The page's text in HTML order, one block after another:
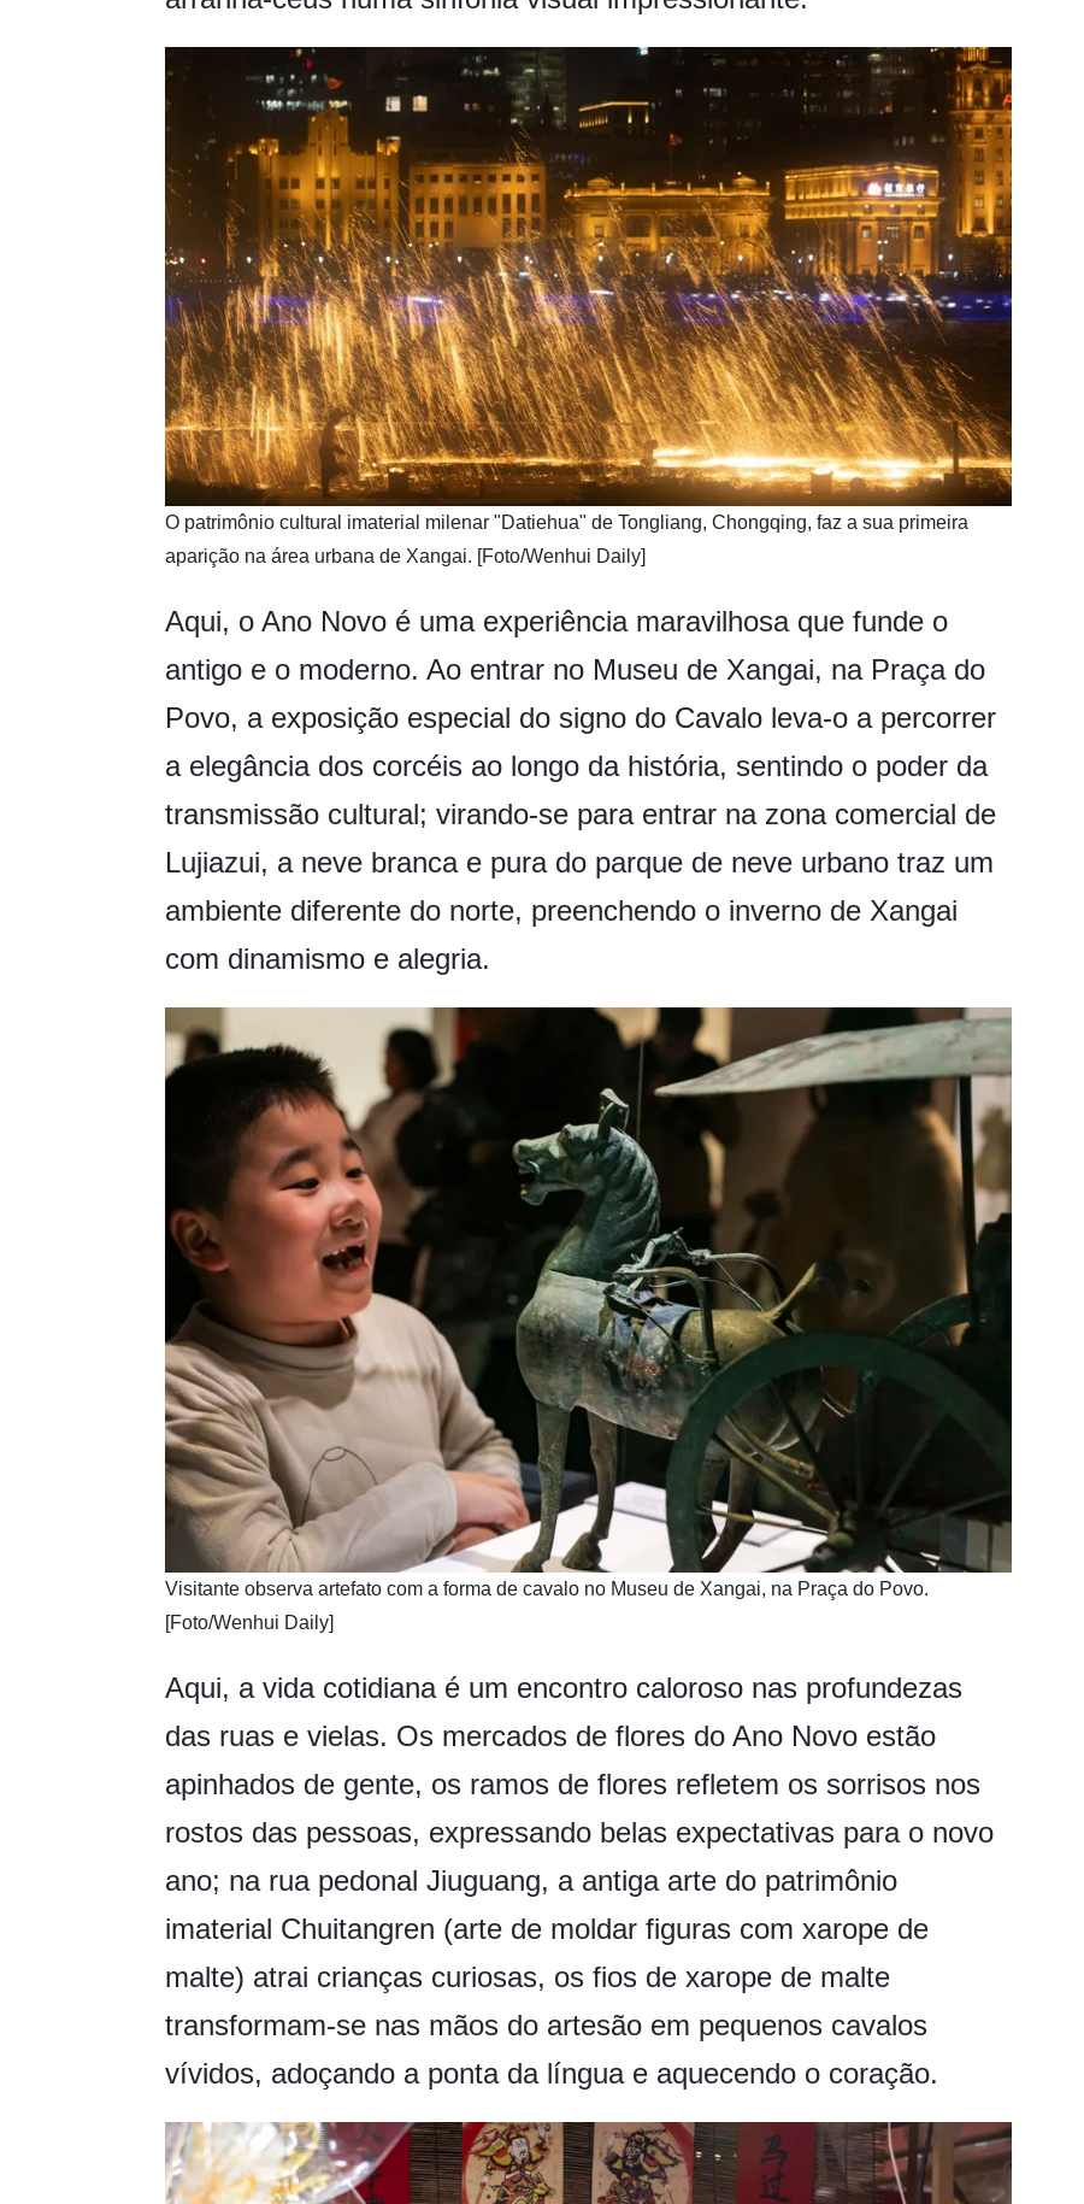
​O patrimônio cultural imaterial milenar "Datiehua" de Tongliang, Chongqing, faz a sua primeira
aparição na área urbana de Xangai. [Foto/Wenhui Daily]
Aqui, o Ano Novo é uma experiência maravilhosa que funde o
antigo e o moderno. Ao entrar no Museu de Xangai, na Praça do
Povo, a exposição especial do signo do Cavalo leva-o a percorrer
a elegância dos corcéis ao longo da história, sentindo o poder da
transmissão cultural; virando-se para entrar na zona comercial de
Lujiazui, a neve branca e pura do parque de neve urbano traz um
ambiente diferente do norte, preenchendo o inverno de Xangai
com dinamismo e alegria.
​Visitante observa artefato com a forma de cavalo no Museu de Xangai, na Praça do Povo.
[Foto/Wenhui Daily]
Aqui, a vida cotidiana é um encontro caloroso nas profundezas
das ruas e vielas. Os mercados de flores do Ano Novo estão
apinhados de gente, os ramos de flores refletem os sorrisos nos
rostos das pessoas, expressando belas expectativas para o novo
ano; na rua pedonal Jiuguang, a antiga arte do patrimônio
imaterial Chuitangren (arte de moldar figuras com xarope de
malte) atrai crianças curiosas, os fios de xarope de malte
transformam-se nas mãos do artesão em pequenos cavalos
vívidos, adoçando a ponta da língua e aquecendo o coração.